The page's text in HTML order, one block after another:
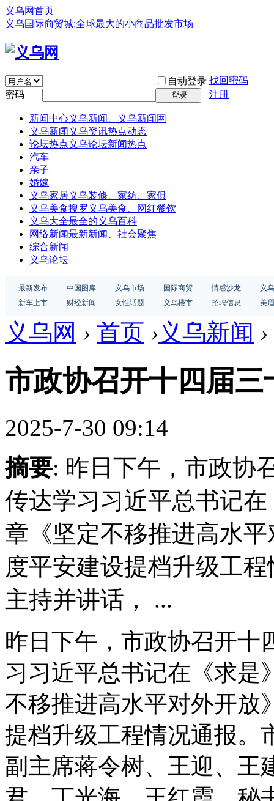
义乌网首页
义乌国际商贸城:全球最大的小商品批发市场
自动登录 找回密码
密码
登录 注册
新闻中心义乌新闻、义乌新闻网
义乌新闻 义乌资讯热点动态
论坛热点 义乌论坛新闻热点
汽车
亲子
婚嫁
义乌家居义乌装修、家纺、家俱
义乌美食搜罗义乌美食、网红餐饮
义乌大全最全的义乌百科
网络新闻最新新闻、社会聚焦
综合新闻
义乌论坛
最新发布 中国图库 义乌市场 国际商贸 情感沙龙
义
新车上市
财经新闻 女性话题 义乌楼市 招聘信息 美
义乌网 › 首页 › 义乌新闻 ›
市政协召开十四届
2025-7-30 09:14
摘要: 昨日下午，市政协
传达学习习近平总书记
章《坚定不移推进高水
度平安建设提档升级工
主持并讲话， ...
昨日下午，市政协召开十
习习近平总书记在《求是
不移推进高水平对外开放
提档升级工程情况通报。
副主席蒋令树、王迎、王